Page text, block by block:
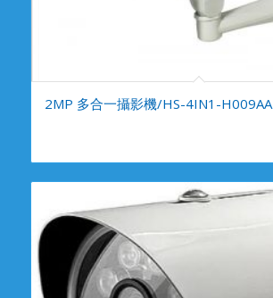
2MP 多合一攝影機/HS-4IN1-H009AA